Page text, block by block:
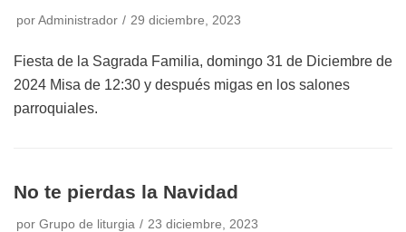
por Administrador 29 diciembre, 2023
Fiesta de la Sagrada Familia, domingo 31 de Diciembre de
2024 Misa de 12:30 y después migas en los salones
parroquiales.
No te pierdas la Navidad
por Grupo de liturgia 23 diciembre, 2023